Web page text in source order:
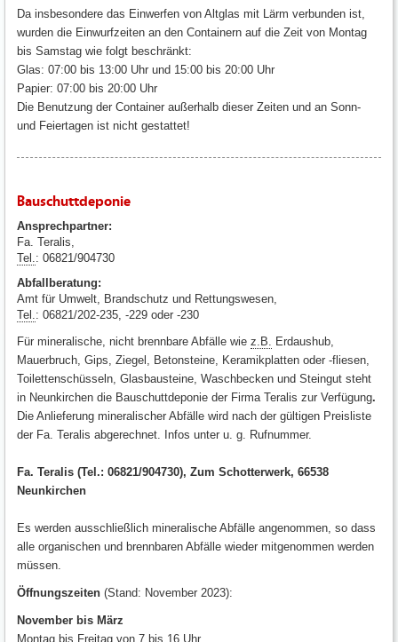
Da insbesondere das Einwerfen von Altglas mit Lärm verbunden ist,
wurden die Einwurfzeiten an den Containern auf die Zeit von Montag
bis Samstag wie folgt beschränkt:
Glas: 07:00 bis 13:00 Uhr und 15:00 bis 20:00 Uhr
Papier: 07:00 bis 20:00 Uhr
Die Benutzung der Container außerhalb dieser Zeiten und an Sonn-
und Feiertagen ist nicht gestattet!
Bauschuttdeponie
Ansprechpartner:
Fa. Teralis,
Tel. : 06821/904730
Abfallberatung:
Amt für Umwelt, Brandschutz und Rettungswesen,
Tel. : 06821/202-235, -229 oder -230
Für mineralische, nicht brennbare Abfälle wie z.B.
Erdaushub,
Mauerbruch, Gips, Ziegel, Betonsteine, Keramikplatten oder -fliesen,
Toilettenschüsseln, Glasbausteine, Waschbecken und Steingut steht
in Neunkirchen die Bauschuttdeponie der Firma Teralis zur Verfügung.
Die Anlieferung mineralischer Abfälle wird nach der gültigen Preisliste
der Fa. Teralis abgerechnet. Infos unter u. g. Rufnummer.
Fa. Teralis (Tel.: 06821/904730), Zum Schotterwerk, 66538
Neunkirchen
Es werden ausschließlich mineralische Abfälle angenommen, so dass
alle organischen und brennbaren Abfälle wieder mitgenommen werden
müssen.
Öffnungszeiten (Stand: November 2023):
November bis März
Montag bis Freitag von 7 bis 16 Uhr